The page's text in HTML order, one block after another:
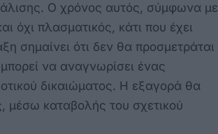
Ο χρόνος αυτός, σύμφωνα με
όχι πλασματικός, κάτι που έχει
σημαίνει ότι δεν θα προσμετράται
να αναγνωρίσει ένας
δικαιώματος. Η εξαγορά θα
μέσω καταβολής του σχετικού